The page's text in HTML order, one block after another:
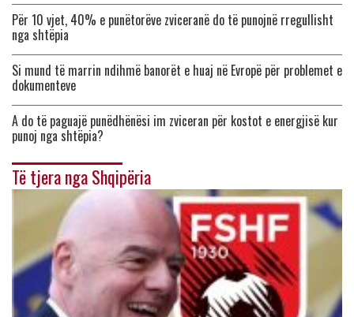
Për 10 vjet, 40% e punëtorëve zviceranë do të punojnë rregullisht
nga shtëpia
Si mund të marrin ndihmë banorët e huaj në Evropë për problemet e
dokumenteve
A do të paguajë punëdhënësi im zviceran për kostot e energjisë kur
punoj nga shtëpia?
Të tjera nga Shqipëria